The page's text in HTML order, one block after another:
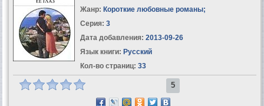
Жанр: Короткие любовные романы;
Серия: 3
Дата добавления: 2013-09-26
Язык книги: Русский
Кол-во страниц: 33
5